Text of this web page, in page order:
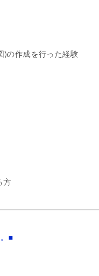
)の作成を行った経験
方
■